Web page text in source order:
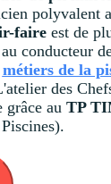
polyvalent
faireest de
conducteur
métiers de la
des
grâce au TP